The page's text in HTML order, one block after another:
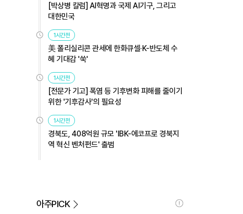
[박상병 칼럼] AI혁명과 국제 AI기구, 그리고
대한민국
1시간전
美 폴리실리콘 관세에 한화큐셀·K-반도체 수
혜 기대감 '쑥'
1시간전
[전문가 기고] 폭염 등 기후변화 피해를 줄이기
위한 '기후감사'의 필요성
1시간전
경북도, 408억원 규모 'IBK-에코프로 경북지
역 혁신 벤처펀드' 출범
아주PICK